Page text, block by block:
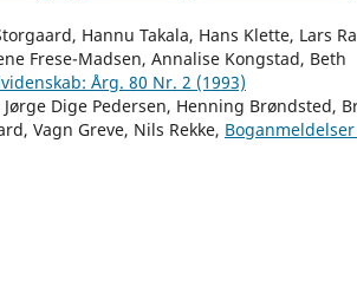
Hannu Takala, Hans Klette, Lars
Frese-Madsen, Annalise Kongstad, Beth
Årg. 80 Nr. 2 (1993)
Dige Pedersen, Henning Brøndsted,
Vagn Greve, Nils Rekke, Boganmeldelser